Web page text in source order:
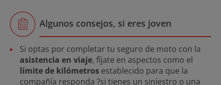
Algunos consejos, si eres joven
Si optas por completar tu seguro de moto con la
asistencia en viaje, fíjate en aspectos como el
límite de kilómetros establecido para que la
compañía responda ?si tienes un siniestro o una